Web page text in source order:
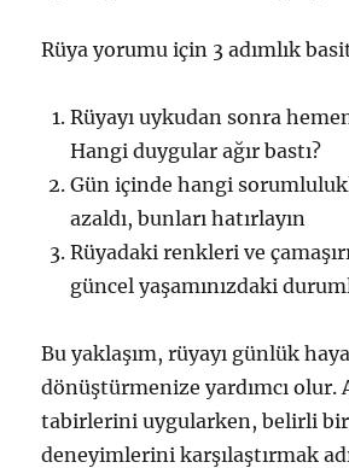
Rüya yorumu için 3 adımlık
Rüyayı uykudan sonra
Hangi duygular ağır bastı?
Gün içinde hangi
azaldı, bunları hatırlayın
Rüyadaki renkleri ve
güncel yaşamınızdaki
Bu yaklaşım, rüyayı günlük
dönüştürmenize yardımcı olur.
tabirlerini uygularken, belirli
deneyimlerini karşılaştırmak